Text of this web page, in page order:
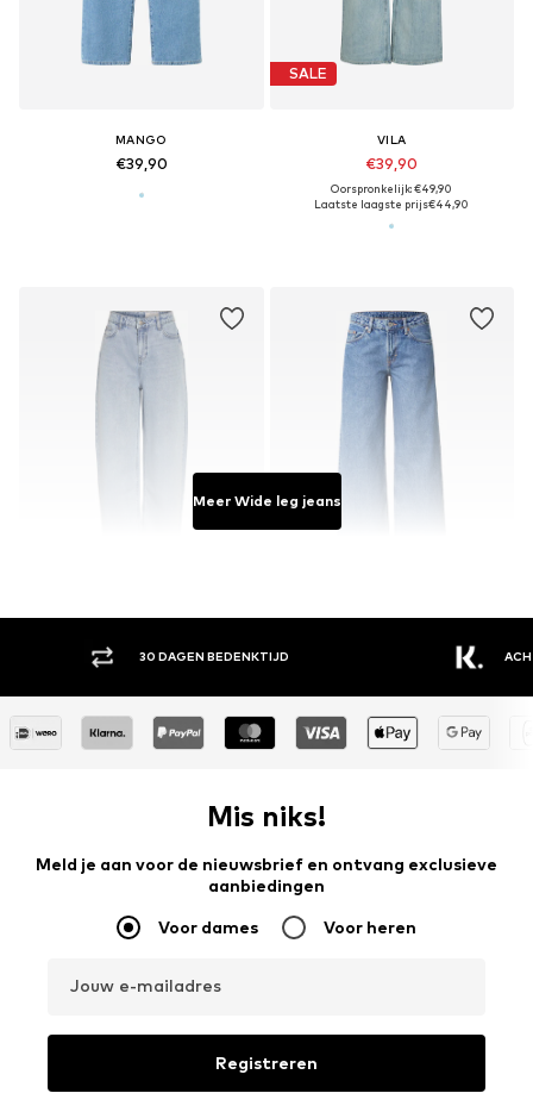
MANGO
€39,90
SALE
VILA
€39,90
Oorspronkelijk: €49,90
Laatste laagste prijs€44,90
Meer Wide leg jeans
30 DAGEN BEDENKTIJD ACHTERAF BETALEN
Mis niks!
Meld je aan voor de nieuwsbrief en ontvang exclusieve
aanbiedingen
Voor dames Voor heren
Jouw e-mailadres
Registreren